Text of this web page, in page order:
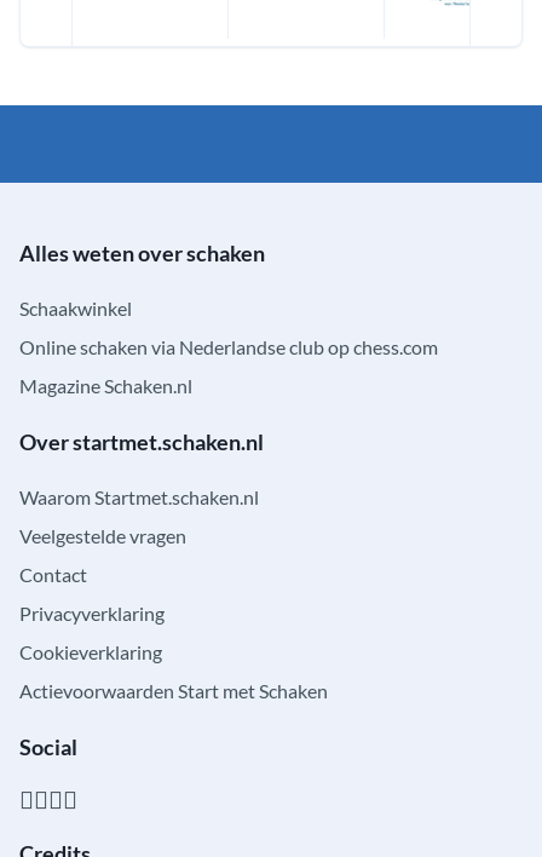
Alles weten over schaken
Schaakwinkel
Online schaken via Nederlandse club op chess.com
Magazine Schaken.nl
Over startmet.schaken.nl
Waarom Startmet.schaken.nl
Veelgestelde vragen
Contact
Privacyverklaring
Cookieverklaring
Actievoorwaarden Start met Schaken
Social